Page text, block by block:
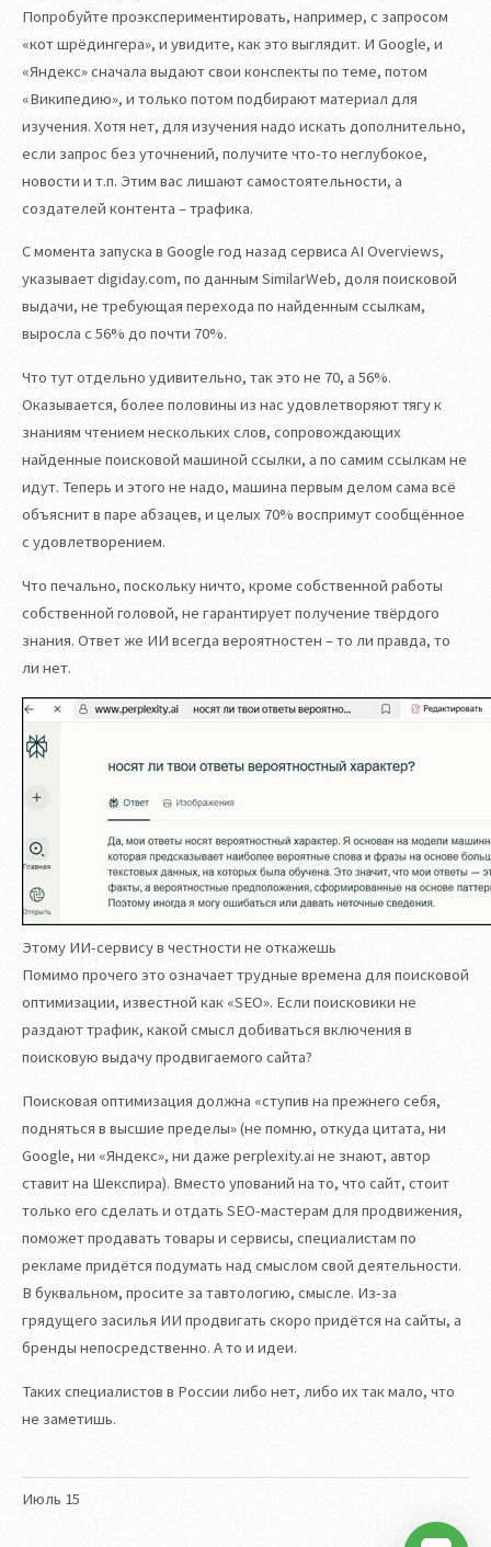
Июль 15
Попробуйте проэкспериментировать, например, с запросом
«кот шрёдингера», и увидите, как это выглядит. И Google, и
«Яндекс» сначала выдают свои конспекты по теме, потом
«Википедию», и только потом подбирают материал для
изучения. Хотя нет, для изучения надо искать дополнительно,
если запрос без уточнений, получите что-то неглубокое,
новости и т.п. Этим вас лишают самостоятельности, а
создателей контента – трафика.
С момента запуска в Google год назад сервиса AI Overviews,
указывает digiday.com, по данным SimilarWeb, доля поисковой
выдачи, не требующая перехода по найденным ссылкам,
выросла с 56% до почти 70%.
Что тут отдельно удивительно, так это не 70, а 56%.
Оказывается, более половины из нас удовлетворяют тягу к
знаниям чтением нескольких слов, сопровождающих
найденные поисковой машиной ссылки, а по самим ссылкам не
идут. Теперь и этого не надо, машина первым делом сама всё
объяснит в паре абзацев, и целых 70% воспримут сообщённое
с удовлетворением.
Что печально, поскольку ничто, кроме собственной работы
собственной головой, не гарантирует получение твёрдого
знания. Ответ же ИИ всегда вероятностен – то ли правда, то
ли нет.
Этому ИИ-сервису в честности не откажешь
Помимо прочего это означает трудные времена для поисковой
оптимизации, известной как «SEO». Если поисковики не
раздают трафик, какой смысл добиваться включения в
поисковую выдачу продвигаемого сайта?
Поисковая оптимизация должна «ступив на прежнего себя,
подняться в высшие пределы» (не помню, откуда цитата, ни
Google, ни «Яндекс», ни даже perplexity.ai не знают, автор
ставит на Шекспира). Вместо упований на то, что сайт, стоит
только его сделать и отдать SEO-мастерам для продвижения,
поможет продавать товары и сервисы, специалистам по
рекламе придётся подумать над смыслом свой деятельности.
В буквальном, просите за тавтологию, смысле. Из-за
грядущего засилья ИИ продвигать скоро придётся на сайты, а
бренды непосредственно. А то и идеи.
Таких специалистов в России либо нет, либо их так мало, что
не заметишь.